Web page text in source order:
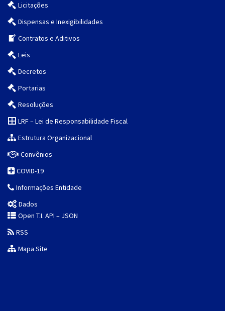
Licitações
Dispensas e Inexigibilidades
Contratos e Aditivos
Leis
Decretos
Portarias
Resoluções
LRF – Lei de Responsabilidade Fiscal
Estrutura Organizacional
Convênios
COVID-19
Informações Entidade
Dados
Open T.I. API – JSON
RSS
Mapa Site